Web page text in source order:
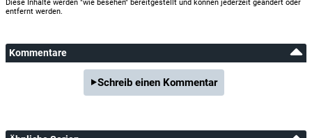
Diese Inhalte werden "wie besehen" bereitgestellt und können jederzeit geändert oder
entfernt werden.
Kommentare
Schreib einen Kommentar